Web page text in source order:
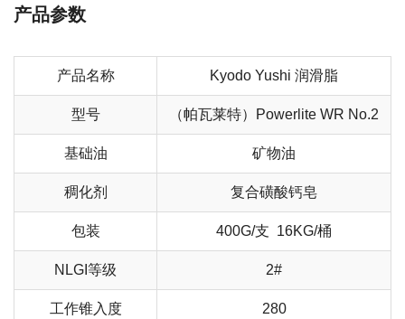
产品参数
产品名称 Kyodo Yushi 润滑脂
型号 （帕瓦莱特）Powerlite WR No.2
基础油 矿物油
稠化剂 复合磺酸钙皂
包装 400G/支 16KG/桶
NLGI等级 2#
工作锥入度 280